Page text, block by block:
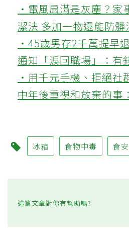
‧電風扇滿是灰塵？家
潔法 多加一物還能防髒
‧45歲男存2千萬提早
通知「淚回職場」：有
‧用千元手機、拒絕社
中年後重視和放棄的事
冰箱 食物中毒 食安
這篇文章對你有幫助嗎?